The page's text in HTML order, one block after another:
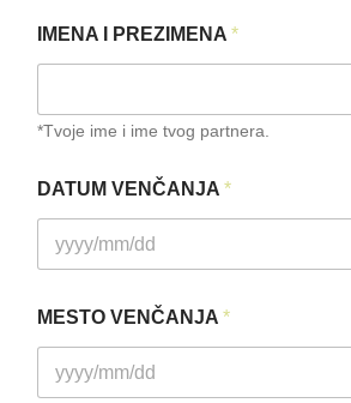
IMENA I PREZIMENA *
*Tvoje ime i ime tvog partnera.
DATUM VENČANJA *
MESTO VENČANJA *